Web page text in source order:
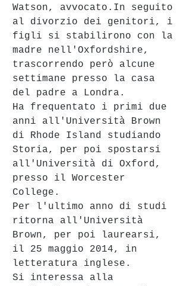
Watson, avvocato.In seguito
al divorzio dei genitori, i
figli si stabilirono con la
madre nell'Oxfordshire,
trascorrendo però alcune
settimane presso la casa
del padre a Londra.
Ha frequentato i primi due
anni all'Università Brown
di Rhode Island studiando
Storia, per poi spostarsi
all'Università di Oxford,
presso il Worcester
College.
Per l'ultimo anno di studi
ritorna all'Università
Brown, per poi laurearsi,
il 25 maggio 2014, in
letteratura inglese.
Si interessa alla